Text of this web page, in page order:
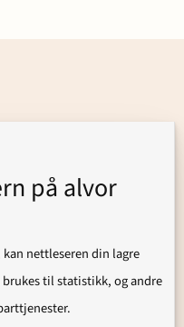
på alvor
nettleseren din lagre
til statistikk, og andre